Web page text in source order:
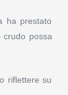
ha prestato
crudo possa
riflettere su